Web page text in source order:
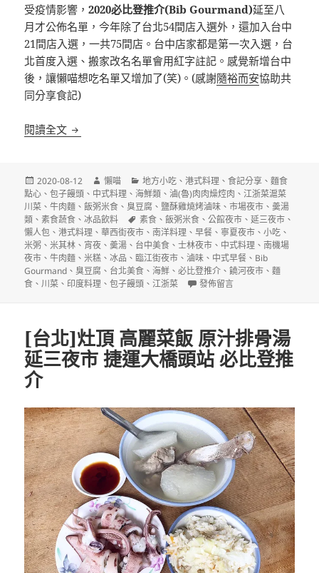
受疫情影響，2020必比登推介(Bib Gourmand)延至八
月才公佈名單，今年除了台北54間店入選外，還加入台中
21間店入選，一共75間店。台中店家都是第一次入選，台
北首度入選、搬家改名名單會用紅字註記。感覺新增台中
後，讓懶喵想吃名單又增加了(笑)。(感謝隨裕而安協助共
同分享食記)
閱讀全文 2020台北台中必比登推介(Bib Gourmand)名單
發
佈
日
期:
2020-08-12
作
者
懶喵
分
類
地方小吃 、港式料理 、食記分享 、麵食
點心 、包子饅頭 、 中式料理 、海鮮類 、滷(魯)肉肉燥焢肉 、江浙菜滬菜
川菜 、牛肉麵 、飯粥米食 、 臭豆腐 、 鹽酥雞燒烤滷味 、市場夜市 、羮湯
類 、素食蔬食 、冰品飲料
標
籤
素食 、飯粥米食 、公館夜市 、延三夜市 、
懶人包 、港式料理 、華西街夜市 、南洋料理 、早餐 、 寧夏夜市 、小吃 、
米粥 、米其林 、 宵夜 、羮湯 、 台中美食 、士林夜市 、 中式料理 、南機場
夜市 、牛肉麵 、米糕 、冰品 、 臨江街夜市 、滷味 、 中式早餐 、 Bib
Gourmand 、 臭豆腐 、 台北美食 、海鮮 、必比登推介 、饒河夜市 、麵
食 、川菜 、 印度料理 、包子饅頭 、江浙菜 在〈2020台北台中必比登推介
發佈留言
[台北]灶頂 高麗菜飯 原汁排骨湯
延三夜市 捷運大橋頭站 必比登推
介